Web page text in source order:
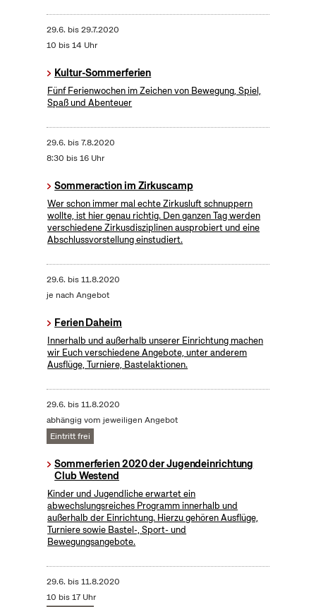
29.6. bis29.7.2020
10 bis 14 Uhr
Kultur-Sommerferien
Fünf Ferienwochen im Zeichen von Bewegung, Spiel,
Spaß und Abenteuer
29.6. bis7.8.2020
8:30 bis 16 Uhr
Sommeraction im Zirkuscamp
Wer schon immer mal echte Zirkusluft schnuppern
wollte, ist hier genau richtig. Den ganzen Tag werden
verschiedene Zirkusdisziplinen ausprobiert und eine
Abschlussvorstellung einstudiert.
29.6. bis11.8.2020
je nach Angebot
Ferien Daheim
Innerhalb und außerhalb unserer Einrichtung machen
wir Euch verschiedene Angebote, unter anderem
Ausflüge, Turniere, Bastelaktionen.
29.6. bis11.8.2020
abhängig vom jeweiligen Angebot
Eintritt frei
Sommerferien 2020 der Jugendeinrichtung
Club Westend
Kinder und Jugendliche erwartet ein
abwechslungsreiches Programm innerhalb und
außerhalb der Einrichtung. Hierzu gehören Ausflüge,
Turniere sowie Bastel-, Sport- und
Bewegungsangebote.
29.6. bis11.8.2020
10 bis 17 Uhr